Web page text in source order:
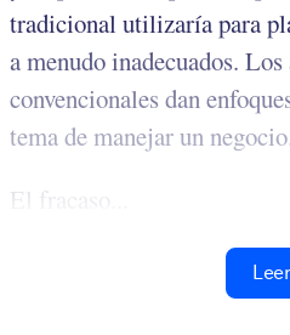
tradicional utilizaría para
a menudo inadecuados.
convencionales dan
tema de manejar un
El fracaso...
Leer